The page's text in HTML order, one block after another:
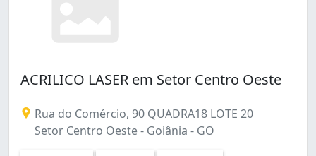
ACRILICO LASER em Setor Centro Oeste
Rua do Comércio, 90 QUADRA18 LOTE 20
Setor Centro Oeste - Goiânia - GO